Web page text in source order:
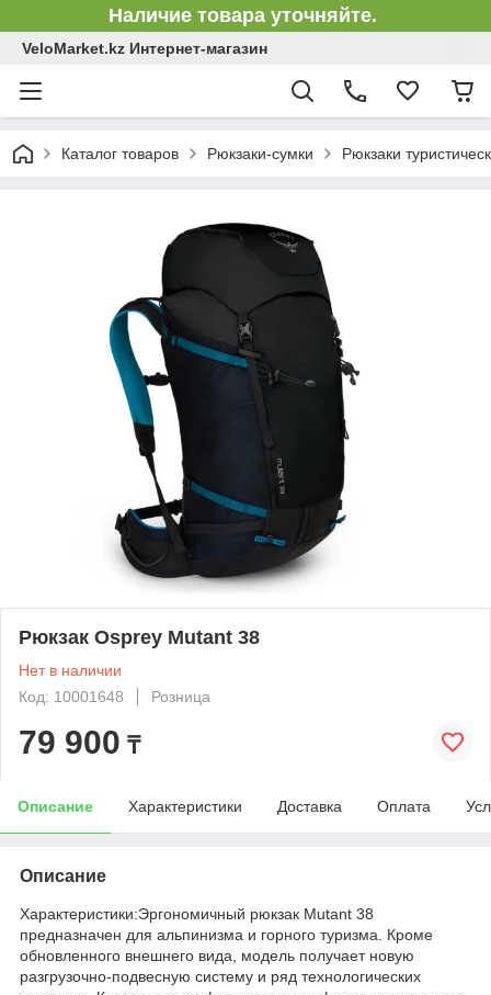
Наличие товара уточняйте.
VeloMarket.kz Интернет-магазин
Каталог товаров Рюкзаки-сумки Рюкзаки
Рюкзак Osprey Mutant 38
Нет в наличии
Код: 10001648
Розница
79 900 ₸
Описание Характеристики Доставка Оплата
Описание
Характеристики:Эргономичный рюкзак Mutant 38
предназначен для альпинизма и горного туризма. Кроме
обновленного внешнего вида, модель получает новую
разгрузочно-подвесную систему и ряд технологических